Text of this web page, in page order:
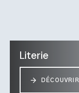
Literie
DÉCOUVRIR